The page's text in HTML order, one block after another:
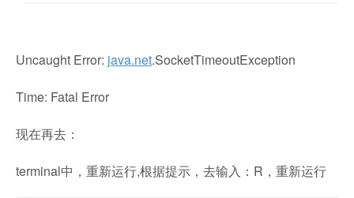
Uncaught Error: java.net.SocketTimeoutException
Time: Fatal Error
现在再去：
terminal中，重新运行,根据提示，去输入：R，重新运行